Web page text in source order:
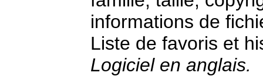
informations de
Liste de favoris et
Logiciel en anglais.